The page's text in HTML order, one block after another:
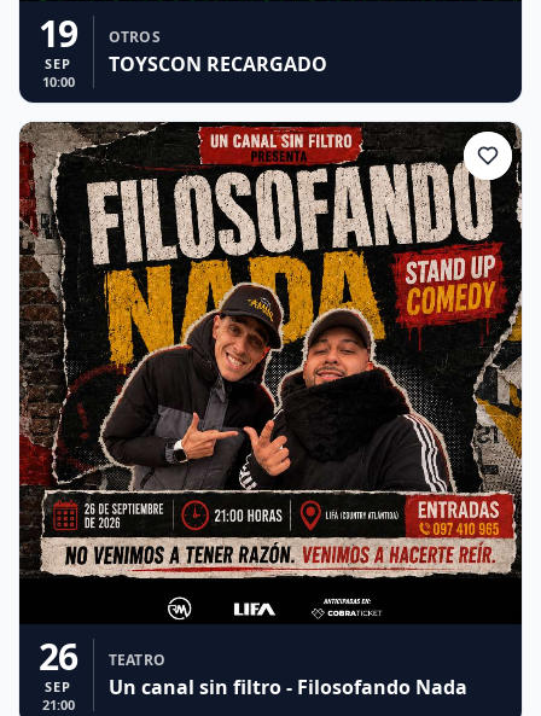
19
SEP
10:00
OTROS
TOYSCON RECARGADO
26
SEP
21:00
TEATRO
Un canal sin filtro - Filosofando Nada